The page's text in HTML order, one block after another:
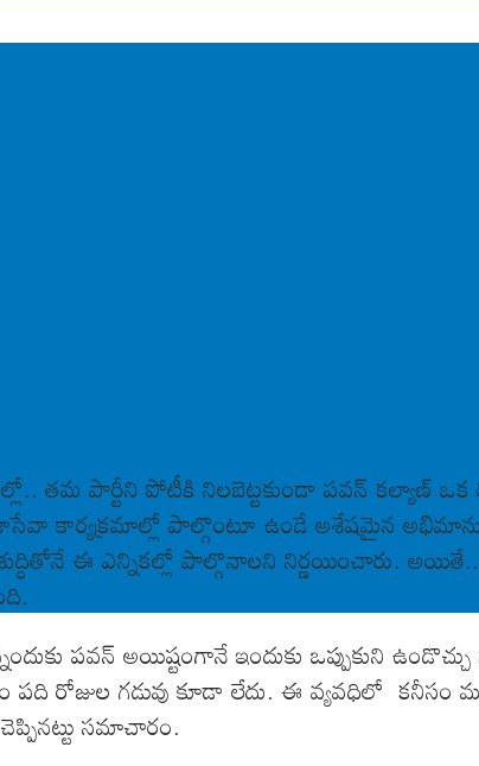
తమ పార్టీని పోటీకి నిలబెట్టకుండా పవన్ కల్యాణ్
కార్యక్రమాల్లో పాల్గొంటూ ఉండే అశేషమైన
ఈ ఎన్నికల్లో పాల్గొనాలని నిర్ణయించారు.
పవన్ అయిష్టంగానే ఇందుకు ఒప్పుకుని
రోజుల గడువు కూడా లేదు. ఈ వ్యవధిలో కనీసం
సమాచారం.